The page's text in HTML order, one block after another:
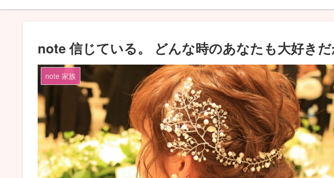
note 信じている。 どんな時のあなたも大好きだ
note 家族